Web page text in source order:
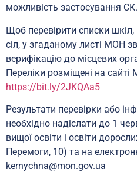
можливість застосування СК.
Щоб перевірити списки шкіл,
сіл, у згаданому листі МОН
верифікацію до місцевих
Переліки розміщені на сайті
https://bit.ly/2JKQAa5
Результати перевірки або
необхідно надіслати до 1
вищої освіти і освіти
Перемоги, 10) та на
kernychna@mon.gov.ua